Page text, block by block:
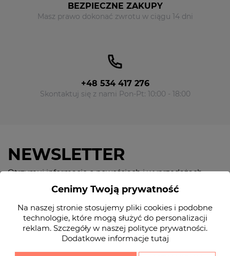
BEZPIECZNE ZAKUPY
Masz prawo dokonać zwrotu w ciągu 14 dni
+48 534 417 276
Skontaktuj się z nami Pon-Pt: 10:00 - 18:00
NEWSLETTER
Otrzymuj informację o nowościach i wyprzedażach
Zapisując się do naszego newslettera akceptujesz nasz regulamin sklepu
oraz politykę prywatności
Cenimy Twoją prywatność
Na naszej stronie stosujemy pliki cookies i podobne
technologie, które mogą służyć do personalizacji
reklam. Szczegóły w naszej polityce prywatności.
Dodatkowe informacje tutaj